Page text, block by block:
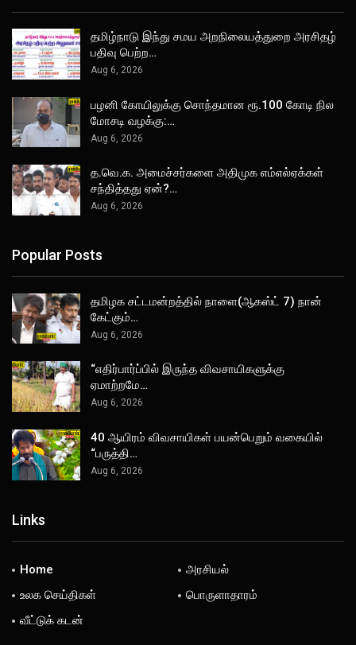
தமிழ்நாடு இந்து சமய அறநிலையத்துறை அரசிதழ்
பதிவு பெற்ற…
Aug 6, 2026
பழனி கோயிலுக்கு சொந்தமான ரூ.100 கோடி நில
மோசடி வழக்கு:…
Aug 6, 2026
த.வெ.க. அமைச்சர்களை அதிமுக எம்எல்ஏக்கள்
சந்தித்தது ஏன்?…
Aug 6, 2026
Popular Posts
தமிழக சட்டமன்றத்தில் நாளை(ஆகஸ்ட் 7) நான்
கேட்கும்…
Aug 6, 2026
“எதிர்பார்ப்பில் இருந்த விவசாயிகளுக்கு
ஏமாற்றமே…
Aug 6, 2026
40 ஆயிரம் விவசாயிகள் பயன்பெறும் வகையில்
“பருத்தி…
Aug 6, 2026
Links
Home
அரசியல்
உலக செய்திகள்
பொருளாதாரம்
வீட்டுக் கடன்